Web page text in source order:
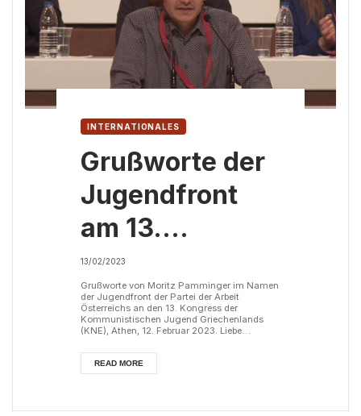
INTERNATIONALES
Grußworte der
Jugendfront
am 13.
Kongress
der KNE
13/02/2023
Grußworte von Moritz Pamminger im Namen
der Jugendfront der Partei der Arbeit
Österreichs an den 13. Kongress der
Kommunistischen Jugend Griechenlands
(KNE), Athen, 12. Februar 2023. Liebe
Leitung der Jugendfront der Partei der Arbeit
Österreichs sendet revolutionäre Grüße an
alle AktivistInnen und die Delegierten des 13.
dass die Ergebnisse des 13. Kongresses der
READ MORE